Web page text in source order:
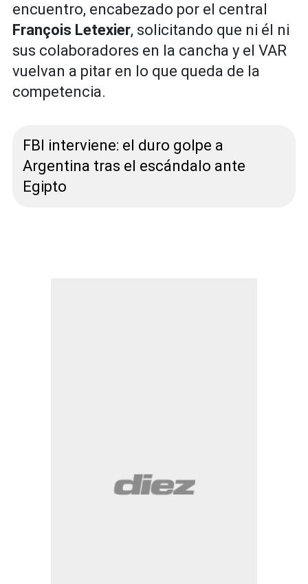
encuentro, encabezado por el central
François Letexier, solicitando que ni él ni
sus colaboradores en la cancha y el VAR
vuelvan a pitar en lo que queda de la
competencia.
FBI interviene: el duro golpe a
Argentina tras el escándalo ante
Egipto